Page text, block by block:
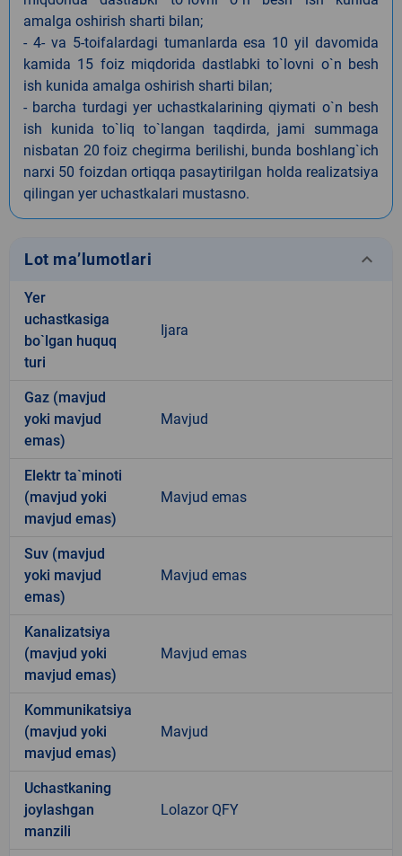
amalga oshirish sharti bilan;
- 4- va 5-toifalardagi tumanlarda esa 10 yil davomida
kamida 15 foiz miqdorida dastlabki to`lovni o`n besh
ish kunida amalga oshirish sharti bilan;
- barcha turdagi yer uchastkalarining qiymati o`n besh
ish kunida to`liq to`langan taqdirda, jami summaga
nisbatan 20 foiz chegirma berilishi, bunda boshlang`ich
narxi 50 foizdan ortiqqa pasaytirilgan holda realizatsiya
qilingan yer uchastkalari mustasno.
Lot ma’lumotlari keyboard_arrow_down
Yer
uchastkasiga
bo`lgan huquq
turi
Ijara
Gaz (mavjud
yoki mavjud
emas)
Mavjud
Elektr ta`minoti
(mavjud yoki
mavjud emas)
Mavjud emas
Suv (mavjud
yoki mavjud
emas)
Mavjud emas
Kanalizatsiya
(mavjud yoki
mavjud emas)
Mavjud emas
Kommunikatsiya
(mavjud yoki
mavjud emas)
Mavjud
Uchastkaning
joylashgan
manzili
Lolazor QFY